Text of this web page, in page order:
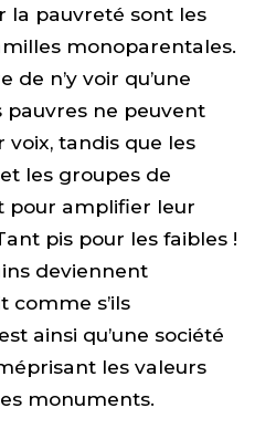
la pauvreté sont les
monoparentales.
de n’y voir qu’une
pauvres ne peuvent
tandis que les
les groupes de
pour amplifier leur
pis pour les faibles !
deviennent
comme s’ils
ainsi qu’une société
les valeurs
monuments.